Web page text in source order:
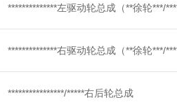
**************左驱动轮总成（**徐轮***/
**************右驱动轮总成（**徐轮***/
****************/*****右后轮总成